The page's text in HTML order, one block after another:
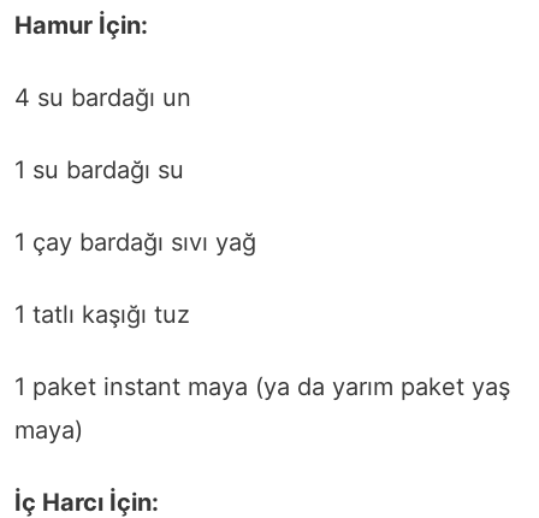
Hamur İçin:
4 su bardağı un
1 su bardağı su
1 çay bardağı sıvı yağ
1 tatlı kaşığı tuz
1 paket instant maya (ya da yarım paket yaş
maya)
İç Harcı İçin: